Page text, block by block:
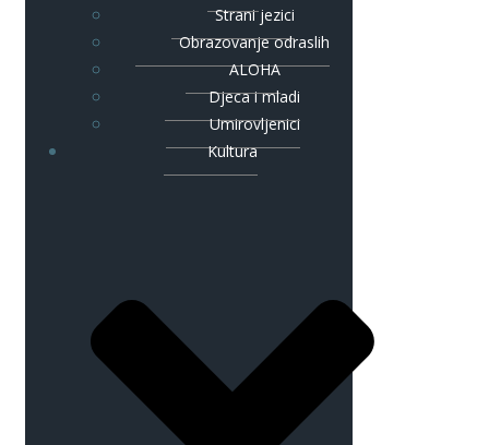
Strani jezici
Obrazovanje odraslih
ALOHA
Djeca i mladi
Umirovljenici
Kultura